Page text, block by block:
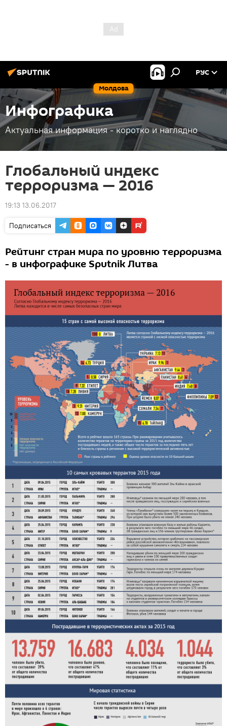
Молдова
РУС
Инфографика
Актуальная информация - коротко и наглядно
Глобальный индекс
терроризма — 2016
19:13 13.06.2017
Подписаться
Рейтинг стран мира по уровню терроризма
- в инфографике Sputnik Литва